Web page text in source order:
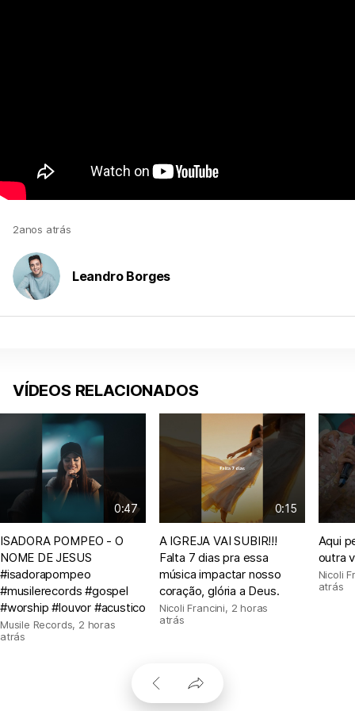
2anos atrás
Leandro Borges
VÍDEOS RELACIONADOS
0:47
ISADORA POMPEO - O
NOME DE JESUS
#isadorapompeo
#musilerecords #gospel
#worship #louvor #acustico
Musile Records, 2 horas
atrás
0:15
A IGREJA VAI SUBIR!!!
Falta 7 dias pra essa
música impactar nosso
coração, glória a Deus.
Nicoli Francini, 2 horas
atrás
Aqui
outra
Nicoli
atrás